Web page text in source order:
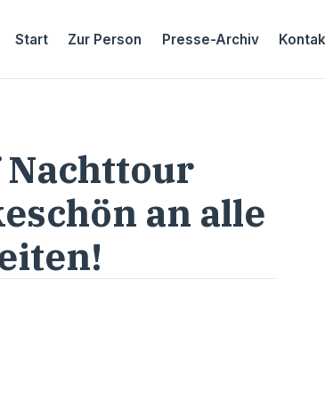
Start Zur Person Presse-Archiv
an alle